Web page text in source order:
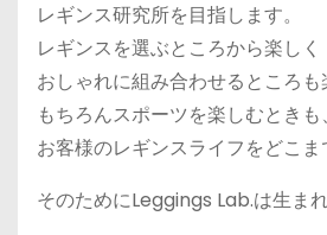
レギンス研究所を目指します。
レギンスを選ぶところから楽しく
おしゃれに組み合わせるところも
もちろんスポーツを楽しむときも
お客様のレギンスライフをどこま
そのためにLeggings Lab.は生まれ